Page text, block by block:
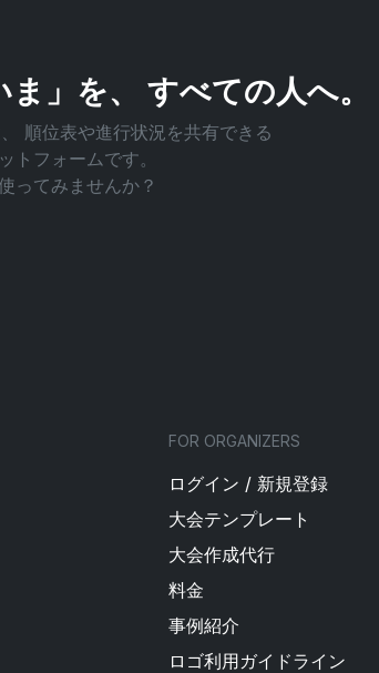
」を、 すべての人へ。
順位表や進行状況を共有できる
トフォームです。
ってみませんか？
FOR ORGANIZERS
ログイン / 新規登録
大会テンプレート
大会作成代行
料金
事例紹介
ロゴ利用ガイドライン